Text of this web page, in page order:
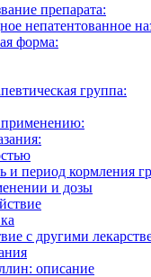
препарата:
непатентованное
форма:
группа:
и период кормления
и дозы
с другими
описание